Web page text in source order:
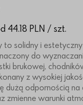
44.18 PLN / szt.
to solidny i
do
brukowej,
z wysokiej
dużą odpornością na
zmienne warunki